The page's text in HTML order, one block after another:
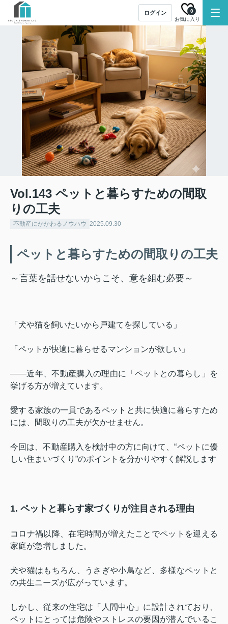
ログイン
お気に入り
0
Vol.143 ペットと暮らすための間取
りの工夫
不動産にかかわるノウハウ 2025.09.30
ペットと暮らすための間取りの工夫
～言葉を話せないからこそ、意を組む必要～
「犬や猫を飼いたいから戸建てを探している」
「ペットが快適に暮らせるマンションが欲しい」
――近年、不動産購入の理由に「ペットとの暮らし」を
挙げる方が増えています。
愛する家族の一員であるペットと共に快適に暮らすため
には、間取りの工夫が欠かせません。
今回は、不動産購入を検討中の方に向けて、“ペットに優
しい住まいづくり”のポイントを分かりやすく解説します
1. ペットと暮らす家づくりが注目される理由
コロナ禍以降、在宅時間が増えたことでペットを迎える
家庭が急増しました。
犬や猫はもちろん、うさぎや小鳥など、多様なペットと
の共生ニーズが広がっています。
しかし、従来の住宅は「人間中心」に設計されており、
ペットにとっては危険やストレスの要因が潜んでいるこ